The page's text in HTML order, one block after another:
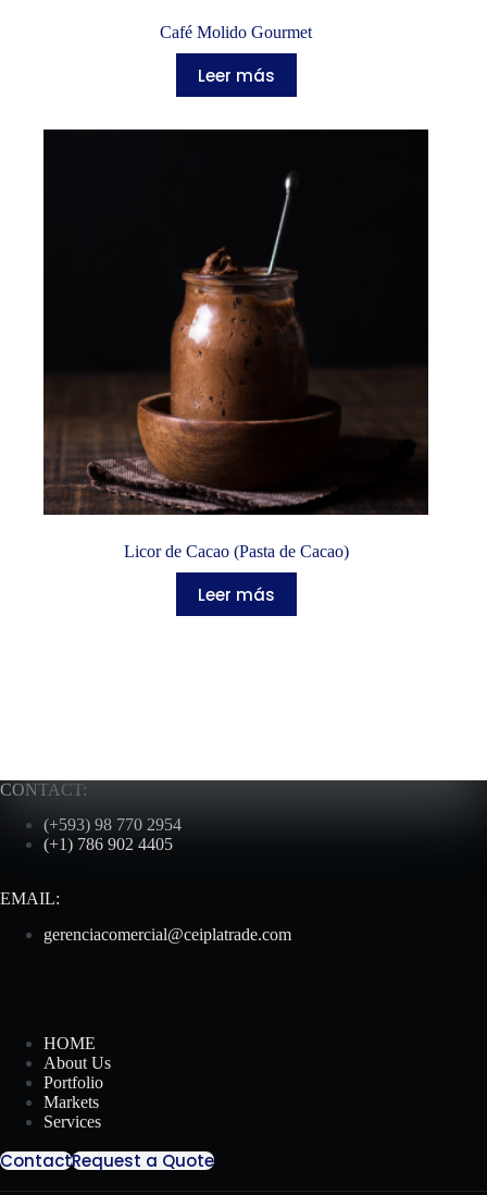
Café Molido Gourmet
Leer más
Licor de Cacao (Pasta de Cacao)
Leer más
CONTACT:
(+593) 98 770 2954
(+1) 786 902 4405
EMAIL:
gerenciacomercial@ceiplatrade.com
HOME
About Us
Portfolio
Markets
Services
ContactRequest a Quote